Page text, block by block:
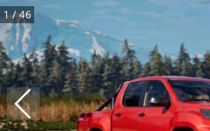
a
v
i
g
a
t
i
1/46